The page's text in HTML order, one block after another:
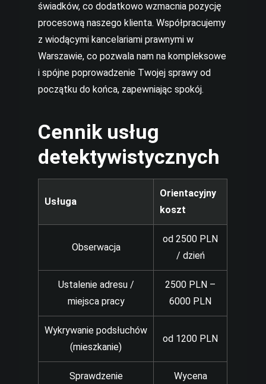
świadków, co dodatkowo wzmacnia pozycję
procesową naszego klienta. Współpracujemy
z wiodącymi kancelariami prawnymi w
Warszawie, co pozwala nam na kompleksowe
i spójne poprowadzenie Twojej sprawy od
początku do końca, zapewniając spokój.
Cennik usług
detektywistycznych
Usługa
Orientacyjny
koszt
Obserwacja
od 2500 PLN
/ dzień
Ustalenie adresu /
miejsca pracy
2500 PLN –
6000 PLN
Wykrywanie podsłuchów
(mieszkanie)
od 1200 PLN
Sprawdzenie Wycena